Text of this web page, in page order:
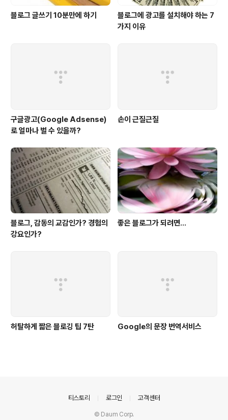
블로그 글쓰기 10분만에 하기
블로그에 광고를 설치해야 하는 7
가지 이유
구글광고(Google Adsense)
로 얼마나 벌 수 있을까?
손이 근질근질
블로그, 감동의 교감인가? 경험의
강요인가?
좋은 블로그가 되려면...
허탈하게 짧은 블로깅 팁 7탄 Google의 문장 번역서비스
티스토리 로그인 고객센터
© Daum Corp.